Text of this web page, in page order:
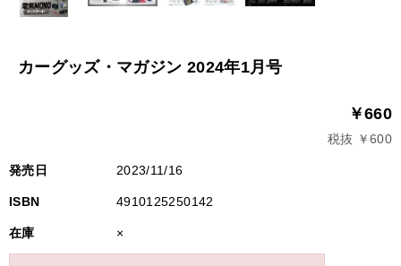
カーグッズ・マガジン 2024年1月号
￥660
税抜 ￥600
発売日 2023/11/16
ISBN 4910125250142
在庫 ×